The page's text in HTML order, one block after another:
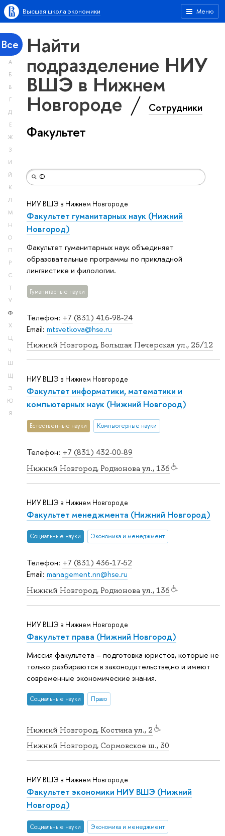
Меню
Высшая школа экономики
Все
А
Б
В
Г
Д
Е
Ж
З
И
Й
К
Л
М
Н
О
П
Р
С
Т
У
Ф
Х
Ц
Ч
Ш
Щ
Э
Ю
Я
Найти
подразделение НИУ
ВШЭ в Нижнем
Новгороде Сотрудники
Факультет
Телефон: +7 (831) 416-98-24
Email: mtsvetkova@hse.ru
Нижний Новгород, Большая Печерская ул., 25/12
НИУ ВШЭ в Нижнем Новгороде
Факультет гуманитарных наук (Нижний
Новгород)
Факультет гуманитарных наук объединяет
образовательные программы по прикладной
лингвистике и филологии.
Гуманитарные науки
Телефон: +7 (831) 432-00-89
Нижний Новгород, Родионова ул., 136
НИУ ВШЭ в Нижнем Новгороде
Факультет информатики, математики и
компьютерных наук (Нижний Новгород)
Естественные науки Компьютерные науки
Телефон: +7 (831) 436-17-52
Email: management.nn@hse.ru
Нижний Новгород, Родионова ул., 136
НИУ ВШЭ в Нижнем Новгороде
Факультет менеджмента (Нижний Новгород)
Социальные науки Экономика и менеджмент
Нижний Новгород, Костина ул., 2
Нижний Новгород, Сормовское ш., 30
НИУ ВШЭ в Нижнем Новгороде
Факультет права (Нижний Новгород)
Миссия факультета – подготовка юристов, которые не
только разбираются в законодательстве,но и имеют
современные экономические знания.
Социальные науки Право
НИУ ВШЭ в Нижнем Новгороде
Факультет экономики НИУ ВШЭ (Нижний
Новгород)
Социальные науки Экономика и менеджмент